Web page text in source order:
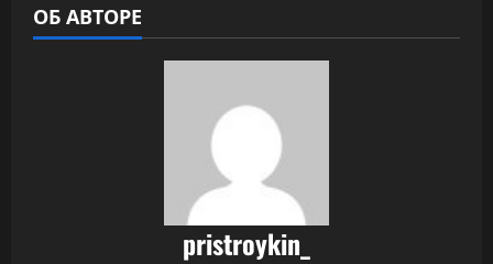
ОБ АВТОРЕ
pristroykin_